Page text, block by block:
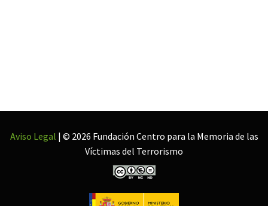
Aviso Legal | © 2026 Fundación Centro para la Memoria de las
Víctimas del Terrorismo